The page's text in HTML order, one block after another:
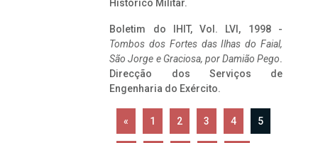
Histórico Militar.
Boletim do IHIT, Vol. LVI, 1998 -
Tombos dos Fortes das Ilhas do Faial,
São Jorge e Graciosa, por Damião Pego.
Direcção dos Serviços de
Engenharia do Exército.
« 1 2 3 4 5